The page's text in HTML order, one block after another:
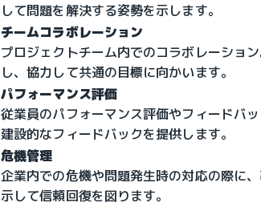
して問題を解決する姿勢を示します。
チームコラボレーション
プロジェクトチーム内でのコラボレーション
し、協力して共通の目標に向かいます。
パフォーマンス評価
従業員のパフォーマンス評価やフィードバッ
建設的なフィードバックを提供します。
危機管理
企業内での危機や問題発生時の対応の際に、
示して信頼回復を図ります。